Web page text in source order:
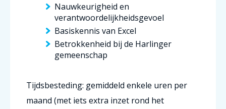
Nauwkeurigheid en
verantwoordelijkheidsgevoel
Basiskennis van Excel
Betrokkenheid bij de Harlinger
gemeenschap
Tijdsbesteding: gemiddeld enkele uren per
maand (met iets extra inzet rond het